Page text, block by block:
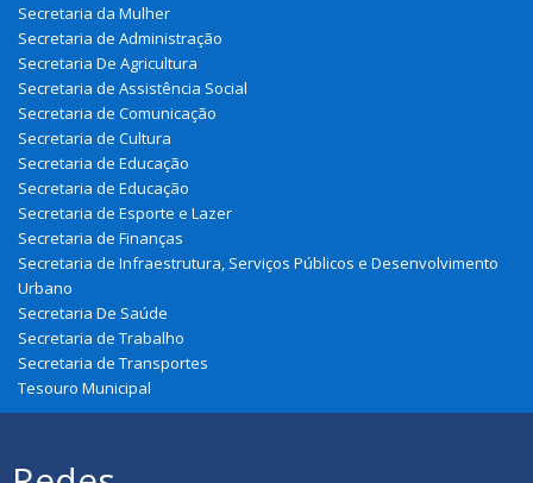
Secretaria da Mulher
Secretaria de Administração
Secretaria De Agricultura
Secretaria de Assistência Social
Secretaria de Comunicação
Secretaria de Cultura
Secretaria de Educação
Secretaria de Educação
Secretaria de Esporte e Lazer
Secretaria de Finanças
Secretaria de Infraestrutura, Serviços Públicos e Desenvolvimento
Urbano
Secretaria De Saúde
Secretaria de Trabalho
Secretaria de Transportes
Tesouro Municipal